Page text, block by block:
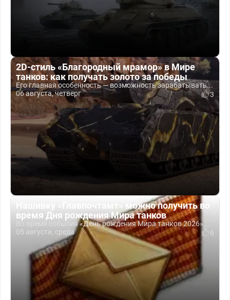
2D-стиль «Благородный мрамор» в Мире
танков: как получать золото за победы
Его главная особенность — возможность зарабатывать...
06 августа, четверг
3
Нашивку «Главпочтамт» можно получить во
время Дня рождения Мира танков
Во время события «День рождения Мира танков 2026»...
05 августа, среда
6